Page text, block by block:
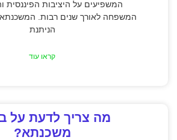
המשפיעים על היציבות הפיננסית
המשפחה לאורך שנים רבות.
הניתנת
קראו עוד
מה צריך לדעת על
משכנתא?